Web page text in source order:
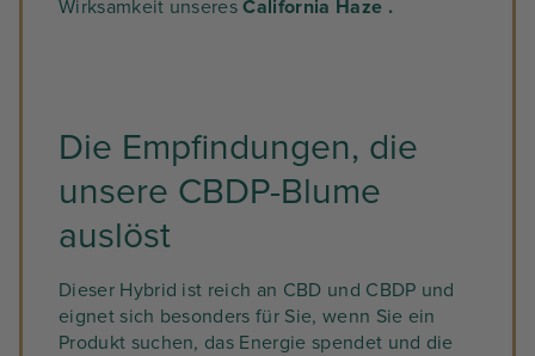
Wirksamkeit unseresCalifornia Haze .
Die Empfindungen, die
unsere CBDP-Blume
auslöst
Dieser Hybrid ist reich an CBD und CBDP und
eignet sich besonders für Sie, wenn Sie ein
Produkt suchen, das Energie spendet und die